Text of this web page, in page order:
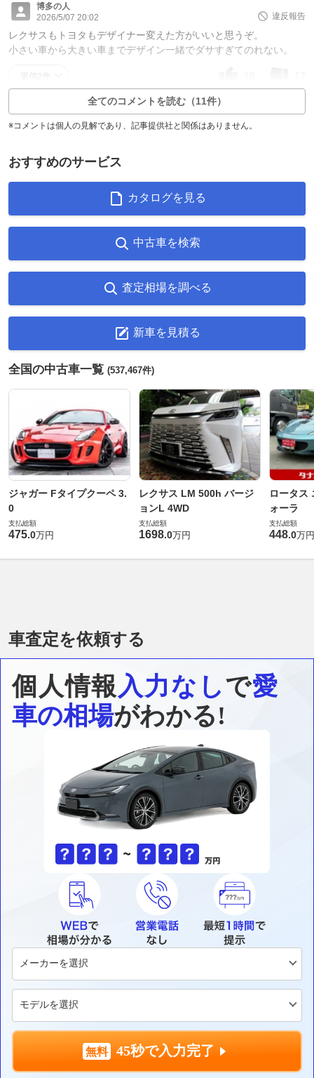
博多の人
2026/5/07 20:02
違反報告
レクサスもトヨタもデザイナー変えた方がいいと思うぞ。
小さい車から大きい車までデザイン一緒でダサすぎてのれない。
全てのコメントを読む（11件）
※コメントは個人の見解であり、記事提供社と関係はありません。
おすすめのサービス
カタログを見る
中古車を検索
査定相場を調べる
新車を見積る
全国の中古車一覧 (537,467件)
ジャガー Fタイプクーペ 3.
0
支払総額
475.0万円
レクサス LM 500h バージ
ョンL 4WD
支払総額
1698.0万円
ロータス
ォーラ
支払総額
448.0万円
車査定を依頼する
個人情報 入力なしで愛
車の相場がわかる!
45秒で入力完了